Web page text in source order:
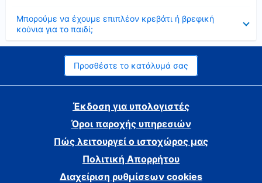
Μπορούμε να έχουμε επιπλέον κρεβάτι ή βρεφική
κούνια για το παιδί;
Προσθέστε το κατάλυμά σας
Έκδοση για υπολογιστές
Όροι παροχής υπηρεσιών
Πώς λειτουργεί ο ιστοχώρος μας
Πολιτική Απορρήτου
Διαχείριση ρυθμίσεων cookies